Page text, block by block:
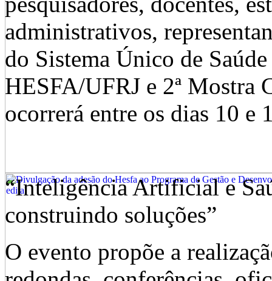
administrativos,
do Sistema Único de
HESFA/UFRJ e 2ª Mostra
ocorrerá entre os dias 10 e
“Inteligência Artificial e
construindo soluções”
O evento propõe a